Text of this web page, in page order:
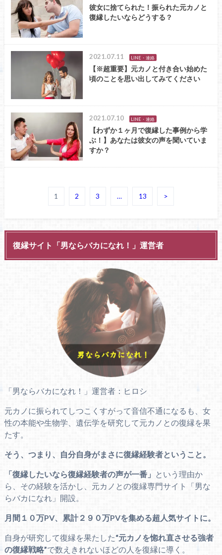
彼女に捨てられた！振られた元カノと
復縁したいならどうする？
2021.07.11 LINE・連絡
【※超重要】元カノと付き合い始めた
頃のことを思い出してみてください
2021.07.10 LINE・連絡
【わずか１ヶ月で復縁した事例から学
ぶ！】あなたは彼女の声を聞いていま
すか？
1 2 3 … 13 >
復縁サイト「男ならバカになれ！」運営者
「男ならバカになれ！」運営者：ヒロシ
元カノに振られてしつこくすがって音信不通になるも、女
性の本能や生物学、遺伝学を研究して元カノとの復縁を果
たす。
そう、つまり、自分自身がまさに復縁経験者ということ。
「復縁したいなら復縁経験者の声が一番」 という理由か
ら、その経験を活かし、元カノとの復縁専門サイト「男な
らバカになれ」開設。
月間１０万PV、累計２９０万PVを集める超人気サイトに。
自身が研究して復縁を果たした“元カノを惚れ直させる強者
の復縁戦略”で数えきれないほどの人を復縁に導く。